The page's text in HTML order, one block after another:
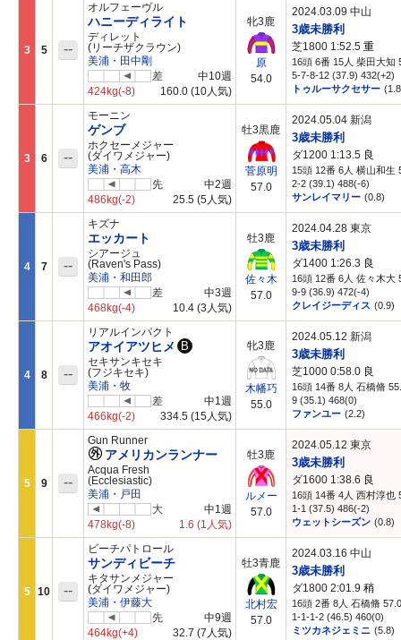
3 5 --
オルフェーヴル
ハニーディライト
ディレット
(リーチザクラウン)
美浦・田中剛
差
中10週
424kg(-8) 160.0 (10人気)
牝3鹿
原
54.0
2024.03.09 中山
3歳未勝利
芝1800 1:52.5 重
16頭 6番 15人 柴田大知
5-7-8-12 (37.9) 432(+2)
トゥルーサクセサー
3 6 --
モーニン
ゲンブ
ホクセーメジャー
(ダイワメジャー)
美浦・高木
先
中2週
486kg(-2) 25.5 (5人気)
牡3黒鹿
菅原明
57.0
2024.05.04 新潟
3歳未勝利
ダ1200 1:13.5 良
15頭 12番 6人 横山和生
2-2 (39.1) 488(-6)
サンレイマリー (0.8)
4 7 --
キズナ
エッカート
シアージュ
(Raven's Pass)
美浦・和田郎
差
中3週
468kg(-4) 10.4 (3人気)
牡3鹿
佐々木
57.0
2024.04.28 東京
3歳未勝利
ダ1400 1:26.3 良
16頭 12番 6人 佐々木大
9-9 (36.9) 472(-4)
クレイジーディス (0.9)
4 8 --
リアルインパクト
アオイアツヒメ B
セキサンキセキ
(フジキセキ)
美浦・牧
差
中1週
466kg(-2) 334.5 (15人気)
牝3鹿
木幡巧
55.0
2024.05.12 新潟
3歳未勝利
芝1000 0:58.0 良
16頭 14番 8人 石橋脩
9 (35.1) 468(0)
ファンユー (2.2)
5 9 --
Gun Runner
アメリカンランナー
Acqua Fresh
(Ecclesiastic)
美浦・戸田
大
中1週
478kg(-8) 1.6 (1人気)
牡3鹿
ルメー
57.0
2024.05.12 東京
3歳未勝利
ダ1600 1:38.6 良
16頭 14番 4人 西村淳也
1-1 (37.5) 486(-2)
ウェットシーズン (0.8)
5 10 --
ビーチパトロール
サンディビーチ
キタサンメジャー
(ダイワメジャー)
美浦・伊藤大
先
中9週
464kg(+4) 32.7 (7人気)
牡3青鹿
北村宏
57.0
2024.03.16 中山
3歳未勝利
ダ1800 2:01.9 稍
16頭 2番 8人 石橋脩 57.0
1-1-1-2 (46.5) 460(0)
ミツカネジェミニ (5.8)